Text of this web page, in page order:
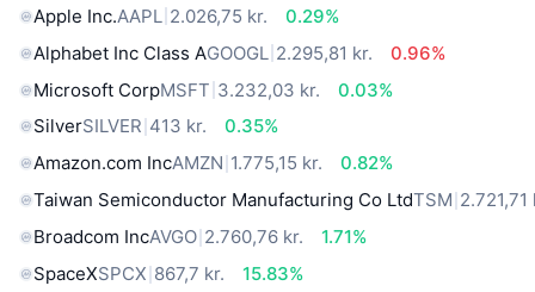
Apple Inc.AAPL 2.026,75 kr.
0.29%
Alphabet Inc Class AGOOGL 2.295,81 kr.
0.96%
Microsoft CorpMSFT 3.232,03 kr.
0.03%
SilverSILVER 413 kr.
0.35%
Amazon.com IncAMZN 1.775,15 kr.
0.82%
Taiwan Semiconductor Manufacturing Co LtdTSM 2.721,71
Broadcom IncAVGO 2.760,76 kr.
1.71%
SpaceXSPCX 867,7 kr.
15.83%